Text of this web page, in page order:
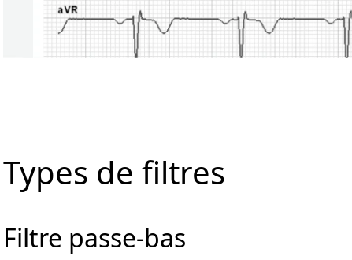
Types de filtres
Filtre passe-bas